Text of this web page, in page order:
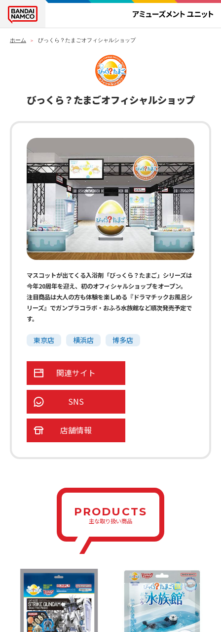
ホーム びっくら？たまごオフィシャルショップ
びっくら？たまごオフィシャルショップ
マスコットが出てくる入浴剤「びっくら？たまご」シリーズは
今年20周年を迎え、初のオフィシャルショップをオープン。
注目商品は大人の方も体験を楽しめる『ドラマチックお風呂シ
リーズ』でガンプラコラボ・おふろ水族館など順次発売予定で
す。
東京店 横浜店 博多店
関連サイト
SNS
店舗情報
PRODUCTS
主な取り扱い商品